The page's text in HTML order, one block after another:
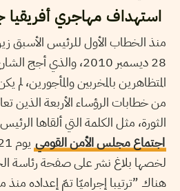
استهداف مهاجري
منذ الخطاب الأول للرئيس الأسبق
28 ديسمبر 2010، والذي
المتظاهرين بالمخربين والمأجورين،
من خطابات الرؤساء الأربعة الذين
الثورة، مثل الكلمة التي ألقاها
اجتماع مجلس الأمن القومي
لخصها بلاغ نشر على صفحة رئاسة
هناك ”ترتيبا إجراميّا تمّ إعداده منذ